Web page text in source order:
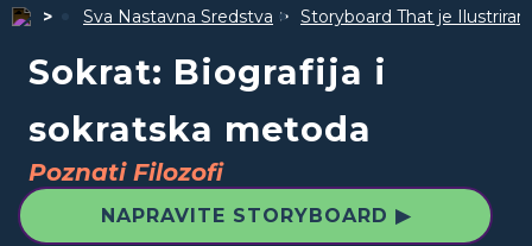
Sva Nastavna Sredstva Storyboard That je
Sokrat: Biografija i
sokratska metoda
Poznati Filozofi
NAPRAVITE STORYBOARD ▶